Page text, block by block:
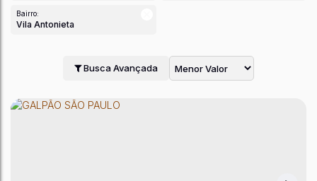
Bairro:
Vila Antonieta
Busca Avançada